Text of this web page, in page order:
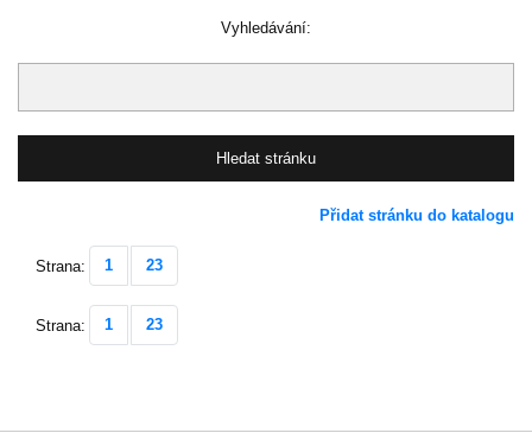
Vyhledávání:
Přidat stránku do katalogu
Strana: 1 23
Strana: 1 23